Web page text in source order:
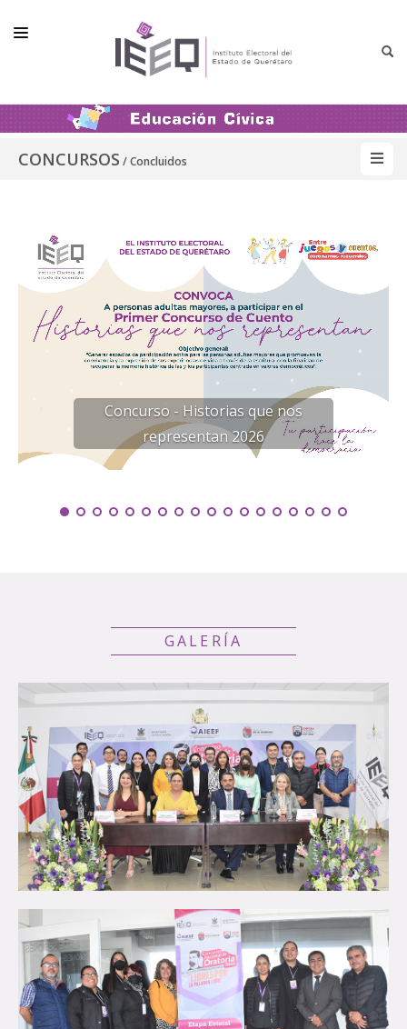
EDUCACIÓN CÍVICA
CONCURSOS
CONCURSOS / Concluidos
Concurso - Historias que nos
representan 2026
GALERÍA